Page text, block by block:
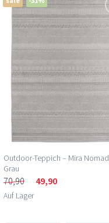
Outdoor-Teppich – Mira Nomad
Grau
70,90 49,90
Auf Lager